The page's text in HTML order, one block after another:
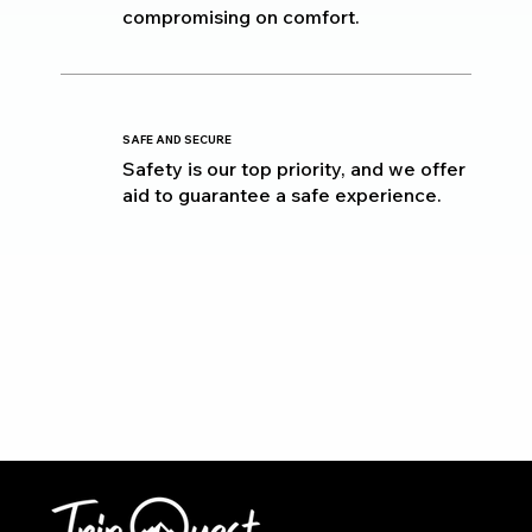
compromising on comfort.
SAFE AND SECURE
Safety is our top priority, and we offer
aid to guarantee a safe experience.